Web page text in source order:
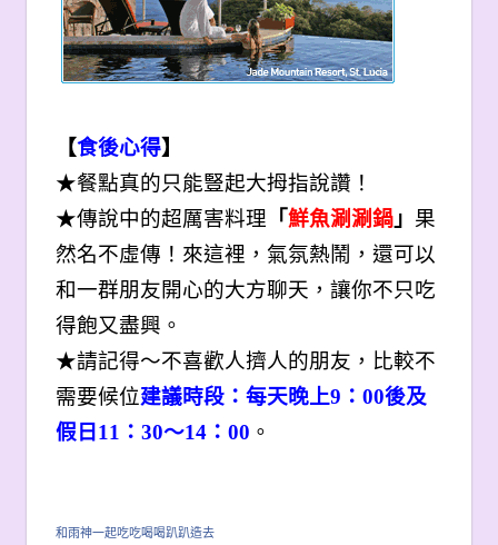
【食後心得】
★餐點真的只能豎起大拇指說讚！
★傳說中的超厲害料理 「鮮魚涮涮鍋」 果
然名不虛傳！來這裡，氣氛熱鬧，還可以
和一群朋友開心的大方聊天，讓你不只吃
得飽又盡興。
★請記得～不喜歡人擠人的朋友，比較不
需要候位建議時段：每天晚上9：00後及
假日11：30～14：00 。
和雨神一起吃吃喝喝趴趴造去